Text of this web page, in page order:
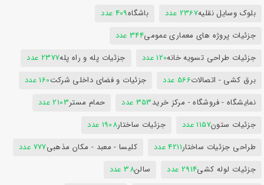
بلوک وسایل نقلیه2367 عدد باشگاه409 عدد
جزئیات پروژه های معماری عمومی344 عدد
جزئیات طراحی تسویه خانه120 عدد جزئیات پله و راه پله2377 عدد
برق کشی - اتصالات566 عدد جزئیات و فضای داخلی شرکت160 عدد
نمایشگاه - فروشگاه - مرکز خرید353 عدد حمام مستر2103 عدد
جزئیات ستون1157 عدد جزئیات ساختار1908 عدد
طراحی جزئیات ساختار4211 عدد کلیسا - معبد - مکان مذهبی777 عدد
جزئیات لوله کشی2914 عدد سالن38 عدد